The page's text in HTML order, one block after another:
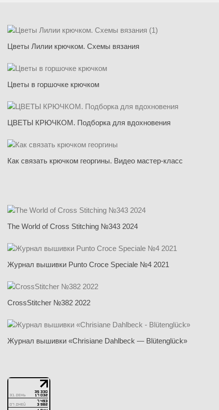
Цветы Лилии крючком. Схемы вязания
Цветы в горшочке крючком
ЦВЕТЫ КРЮЧКОМ. Подборка для вдохновения
Как связать крючком георгины. Видео мастер-класс
The World of Cross Stitching №343 2024
Журнал вышивки Punto Croce Speciale №4 2021
CrossStitcher №382 2022
Журнал вышивки «Chrisiane Dahlbeck — Blütenglück»